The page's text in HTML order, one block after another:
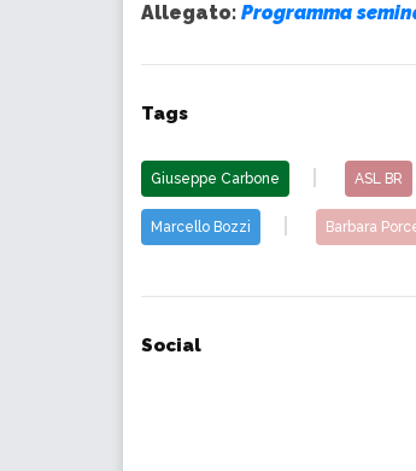
Allegato: Programma
Tags
Giuseppe Carbone ASL BR
Marcello Bozzi Barbara
Social